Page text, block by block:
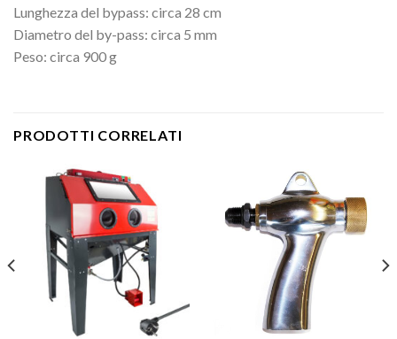
Lunghezza del bypass: circa 28 cm
Diametro del by-pass: circa 5 mm
Peso: circa 900 g
PRODOTTI CORRELATI